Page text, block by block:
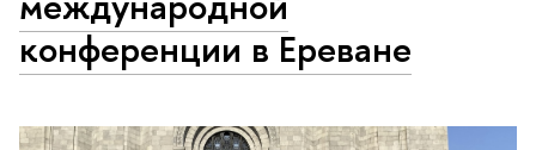
конференции в Ереване